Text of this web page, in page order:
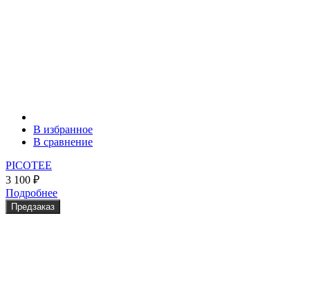
В избранное
В сравнение
PICOTEE
3 100 ₽
Подробнее
Предзаказ